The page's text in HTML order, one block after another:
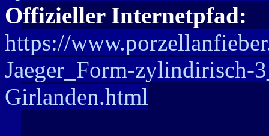
Offizieller Internetpfad:
https://
Jaeger_Form-zylindirisch-
Girlanden.html